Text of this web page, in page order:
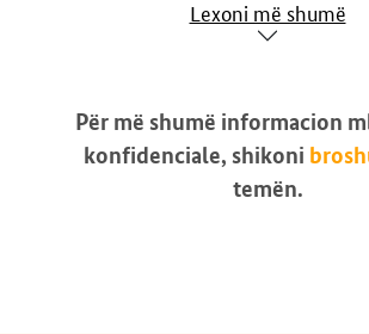
Lexoni më shumë
Për më shumë informacion
konfidenciale, shikoni
temën.